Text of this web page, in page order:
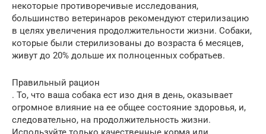
некоторые противоречивые исследования,
большинство ветеринаров рекомендуют стерилизацию
в целях увеличения продолжительности жизни. Собаки,
которые были стерилизованы до возраста 6 месяцев,
живут до 20% дольше их полноценных собратьев.
Правильный рацион
. То, что ваша собака ест изо дня в день, оказывает
огромное влияние на ее общее состояние здоровья, и,
следовательно, на продолжительность жизни.